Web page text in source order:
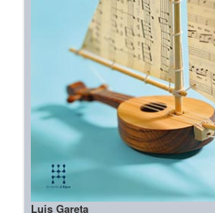
Luis Gareta